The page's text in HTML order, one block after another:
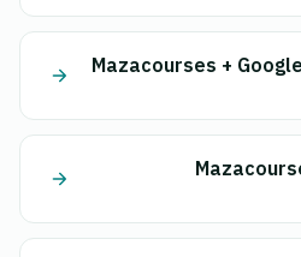
Mazacourses +